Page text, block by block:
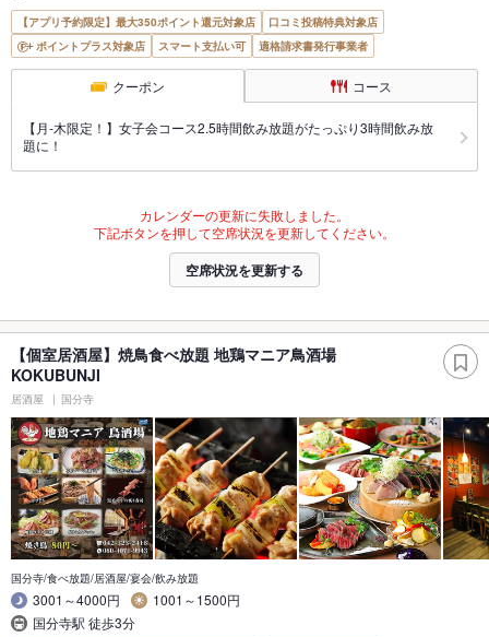
【アプリ予約限定】最大350ポイント還元対象店
口コミ投稿特典対象店
ポイントプラス対象店
スマート支払い可 適格請求書発行事業者
クーポン コース
【月-木限定！】女子会コース2.5時間飲み放題がたっぷり3時間飲み放
題に！
カレンダーの更新に失敗しました。
下記ボタンを押して空席状況を更新してください。
空席状況を更新する
【個室居酒屋】焼鳥食べ放題 地鶏マニア鳥酒場
KOKUBUNJI
居酒屋 国分寺
国分寺/食べ放題/居酒屋/宴会/飲み放題
3001～4000円
1001～1500円
国分寺駅 徒歩3分